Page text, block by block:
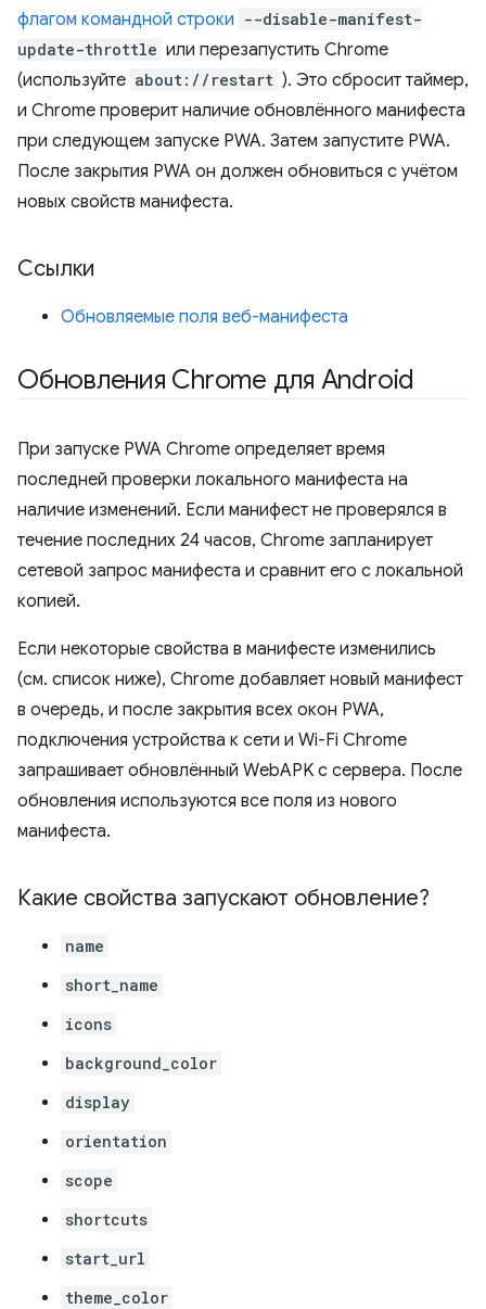
флагом командной строки --disable-manifest-
update-throttle или перезапустить Chrome
(используйте about://restart ). Это сбросит таймер,
и Chrome проверит наличие обновлённого манифеста
при следующем запуске PWA. Затем запустите PWA.
После закрытия PWA он должен обновиться с учётом
новых свойств манифеста.
Ссылки
Обновляемые поля веб-манифеста
Обновления Chrome для Android
При запуске PWA Chrome определяет время
последней проверки локального манифеста на
наличие изменений. Если манифест не проверялся в
течение последних 24 часов, Chrome запланирует
сетевой запрос манифеста и сравнит его с локальной
копией.
Если некоторые свойства в манифесте изменились
(см. список ниже), Chrome добавляет новый манифест
в очередь, и после закрытия всех окон PWA,
подключения устройства к сети и Wi-Fi Chrome
запрашивает обновлённый WebAPK с сервера. После
обновления используются все поля из нового
манифеста.
Какие свойства запускают обновление?
name
short_name
icons
background_color
display
orientation
scope
shortcuts
start_url
theme_color